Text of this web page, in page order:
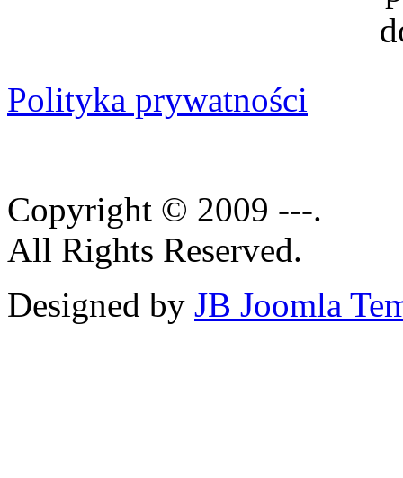
Polityka prywatności
Copyright © 2009 ---.
All Rights Reserved.
Designed by JB Joomla